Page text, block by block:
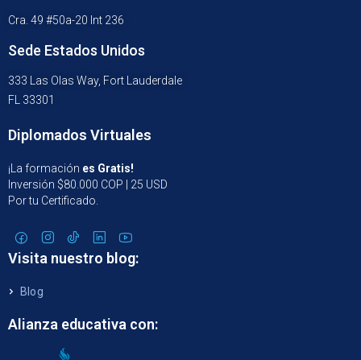
Cra. 49 #50a-20 Int 236
Sede Estados Unidos
333 Las Olas Way, Fort Lauderdale
FL 33301
Diplomados Virtuales
¡La formación es Gratis!
Inversión $80.000 COP | 25 USD
Por tu Certificado.
Visita nuestro blog:
Blog
Alianza educativa con: